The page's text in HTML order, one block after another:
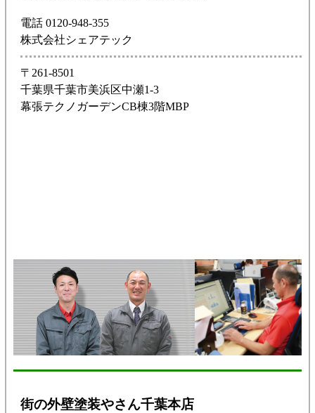
電話 0120-948-355
株式会社シェアテック
〒261-8501
千葉県千葉市美浜区中瀬1-3
幕張テクノガーデンCB棟3階MBP
街の外壁塗装やさん千葉本店